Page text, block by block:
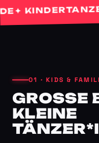
✦
01 · KIDS &
GROSSE
LEINE T